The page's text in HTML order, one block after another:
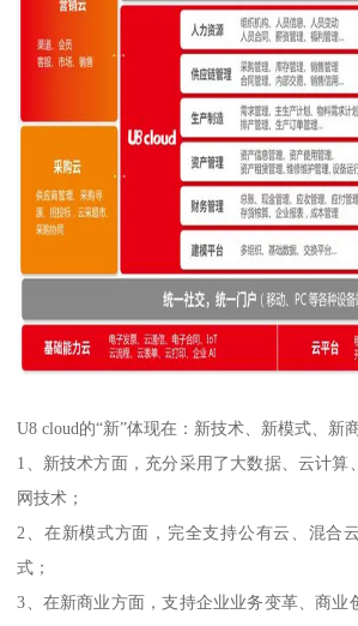
U8 cloud的“新”体现在：新技术、新模式、新
1、新技术方面，充分采用了大数据、云计算
网技术；
2、在新模式方面，完全支持公有云、混合
式；
3、在新商业方面，支持企业业务变革、商业